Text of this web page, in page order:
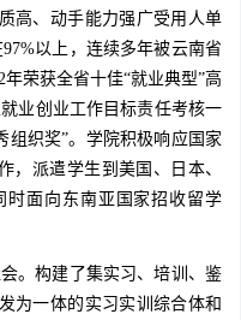
高、动手能力强广受用人单
以上，连续多年被云南省
荣获全省十佳“就业典型”高
业创业工作目标责任考核一
组织奖”。学院积极响应国家
，派遣学生到美国、日本、
时面向东南亚国家招收留学
。构建了集实习、培训、鉴
为一体的实习实训综合体和